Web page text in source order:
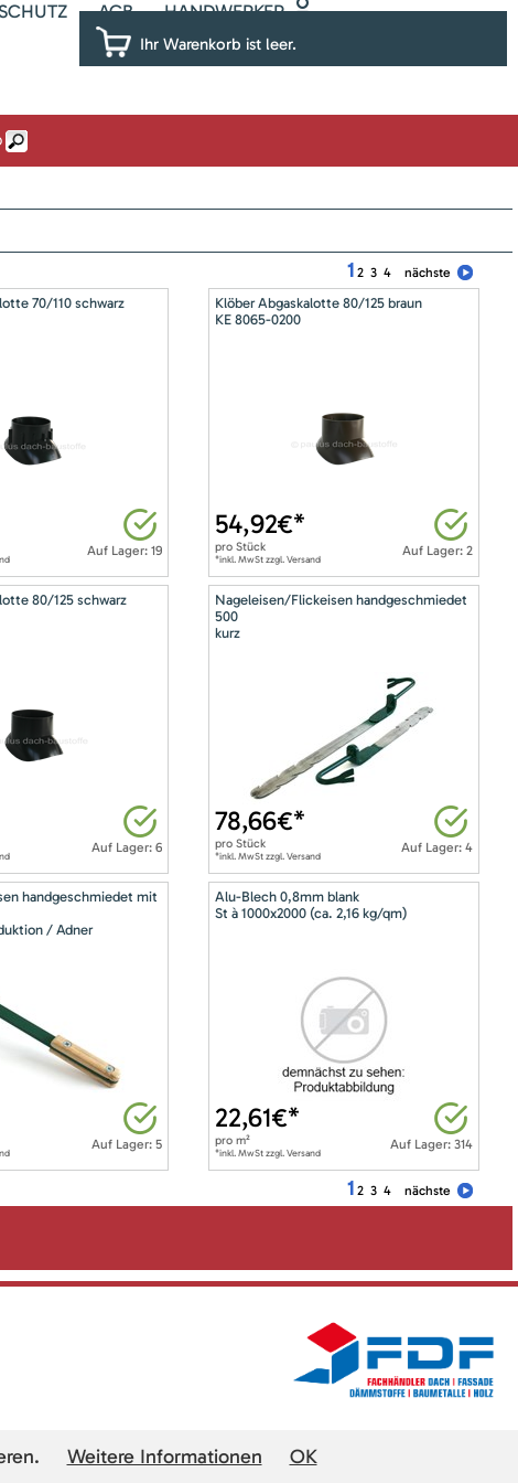
AGB HANDWERKER
Ihr Warenkorb ist leer.
1 2 3 4 nächste
70/110 schwarz
Auf Lager: 19
Klöber Abgaskalotte 80/125 braun
KE 8065-0200
Auf Lager: 2
54,92€*
proStück
*inkl. MwSt zzgl. Versand
80/125 schwarz
Auf Lager: 6
Nageleisen/Flickeisen handgeschmiedet
500
kurz
Auf Lager: 4
78,66€*
proStück
*inkl. MwSt zzgl. Versand
handgeschmiedet mit
/ Adner
Auf Lager: 5
Alu-Blech 0,8mm blank
St à 1000x2000 (ca. 2,16 kg/qm)
Auf Lager: 314
22,61€*
prom²
*inkl. MwSt zzgl. Versand
1 2 3 4 nächste
Weitere Informationen OK